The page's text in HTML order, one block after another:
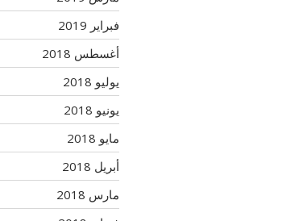
فبراير 2019
أغسطس 2018
يوليو 2018
يونيو 2018
مايو 2018
أبريل 2018
مارس 2018